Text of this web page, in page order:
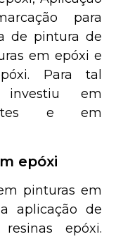
para
de pintura de
em epóxi e
Para tal
em
e em
epóxi
pinturas em
aplicação de
epóxi.